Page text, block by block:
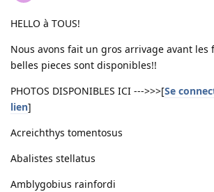
HELLO à TOUS!
Nous avons fait un gros arrivage avant les
belles pieces sont disponibles!!
PHOTOS DISPONIBLES ICI --->>>[Se
lien]
Acreichthys tomentosus
Abalistes stellatus
Amblygobius rainfordi